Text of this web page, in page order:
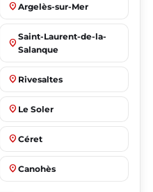
place Argelès-sur-Mer
place
Saint-Laurent-de-la-
Salanque
place Rivesaltes
place Le Soler
place Céret
place Canohès